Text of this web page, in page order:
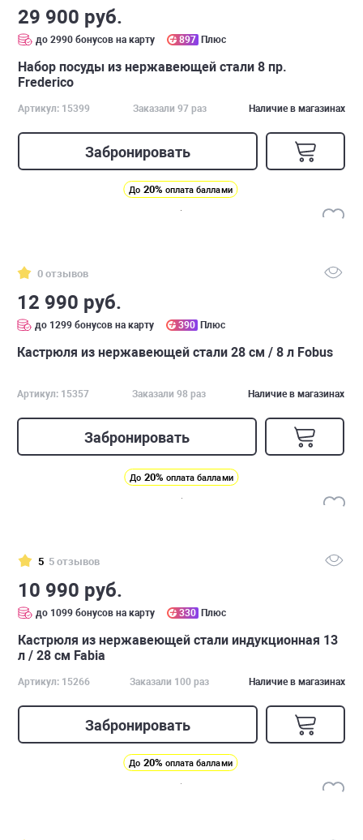
29 900 руб.
до 2990 бонусов на карту 897 Плюс
Набор посуды из нержавеющей стали 8 пр.
Frederico
Артикул: 15399 Заказали 97 раз Наличие в магазинах
Забронировать
До 20% оплата баллами
0 отзывов
12 990 руб.
до 1299 бонусов на карту 390 Плюс
Кастрюля из нержавеющей стали 28 см / 8 л Fobus
Артикул: 15357 Заказали 98 раз Наличие в магазинах
Забронировать
До 20% оплата баллами
5 5 отзывов
10 990 руб.
до 1099 бонусов на карту 330 Плюс
Кастрюля из нержавеющей стали индукционная 13
л / 28 см Fabia
Артикул: 15266 Заказали 100 раз Наличие в магазинах
Забронировать
До 20% оплата баллами